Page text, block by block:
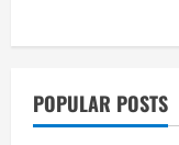
ー
国
内
格
POPULAR POSTS